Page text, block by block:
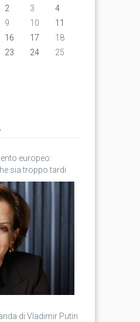
2 3
4
9 10
11
16 17
18
23 24
25
europeo:
sia troppo tardi
di Vladimir Putin